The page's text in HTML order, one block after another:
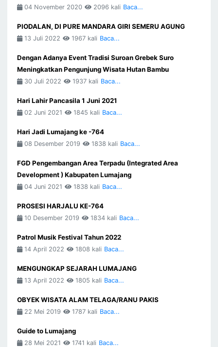
04 November 2020 2096 kali Baca...
PIODALAN, DI PURE MANDARA GIRI SEMERU AGUNG
13 Juli 2022 1967 kali Baca...
Dengan Adanya Event Tradisi Suroan Grebek Suro
Meningkatkan Pengunjung Wisata Hutan Bambu
30 Juli 2022 1937 kali Baca...
Hari Lahir Pancasila 1 Juni 2021
02 Juni 2021 1845 kali Baca...
Hari Jadi Lumajang ke -764
08 Desember 2019 1838 kali Baca...
FGD Pengembangan Area Terpadu (Integrated Area
Development ) Kabupaten Lumajang
04 Juni 2021 1838 kali Baca...
PROSESI HARJALU KE-764
10 Desember 2019 1834 kali Baca...
Patrol Musik Festival Tahun 2022
14 April 2022 1808 kali Baca...
MENGUNGKAP SEJARAH LUMAJANG
13 April 2022 1805 kali Baca...
OBYEK WISATA ALAM TELAGA/RANU PAKIS
22 Mei 2019 1787 kali Baca...
Guide to Lumajang
28 Mei 2021 1741 kali Baca...